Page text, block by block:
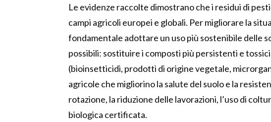
Le evidenze raccolte dimostrano che i residui di
campi agricoli europei e globali. Per migliorare la
fondamentale adottare un uso più sostenibile delle
possibili: sostituire i composti più persistenti e
(bioinsetticidi, prodotti di origine vegetale,
agricole che migliorino la salute del suolo e la
rotazione, la riduzione delle lavorazioni, l’uso di
biologica certificata.